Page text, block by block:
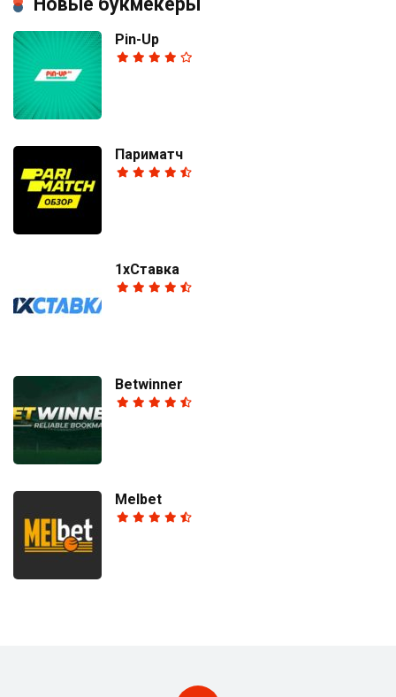
Pin-Up
Париматч
1хСтавка
Betwinner
Melbet